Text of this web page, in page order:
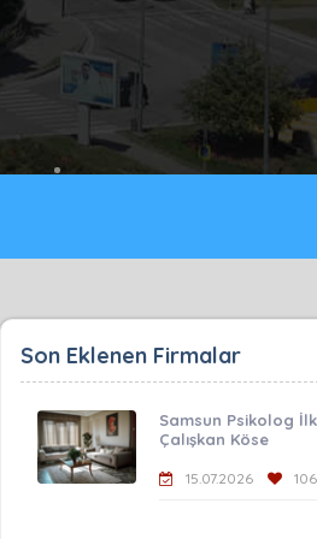
Son Eklenen Firmalar
Samsun Psikolog
Çalışkan Köse
15.07.2026 106